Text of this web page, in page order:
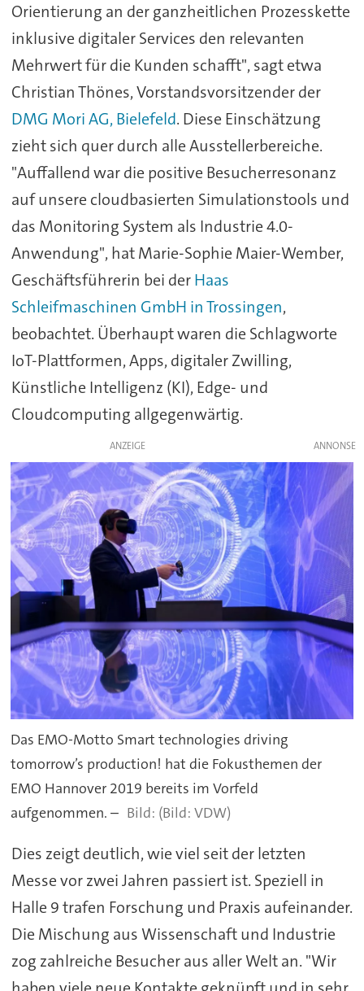
Orientierung an der ganzheitlichen Prozesskette
inklusive digitaler Services den relevanten
Mehrwert für die Kunden schafft", sagt etwa
Christian Thönes, Vorstandsvorsitzender der
DMG Mori AG, Bielefeld. Diese Einschätzung
zieht sich quer durch alle Ausstellerbereiche.
"Auffallend war die positive Besucherresonanz
auf unsere cloudbasierten Simulationstools und
das Monitoring System als Industrie 4.0-
Anwendung", hat Marie-Sophie Maier-Wember,
Geschäftsführerin bei derHaas
Schleifmaschinen GmbH in Trossingen,
beobachtet. Überhaupt waren die Schlagworte
IoT-Plattformen, Apps, digitaler Zwilling,
Künstliche Intelligenz (KI), Edge- und
Cloudcomputing allgegenwärtig.
ANZEIGE
Das EMO-Motto Smart technologies driving
tomorrow’s production! hat die Fokusthemen der
EMO Hannover 2019 bereits im Vorfeld
aufgenommen. –
(Bild: VDW)
Dies zeigt deutlich, wie viel seit der letzten
Messe vor zwei Jahren passiert ist. Speziell in
Halle 9 trafen Forschung und Praxis aufeinander.
Die Mischung aus Wissenschaft und Industrie
zog zahlreiche Besucher aus aller Welt an. "Wir